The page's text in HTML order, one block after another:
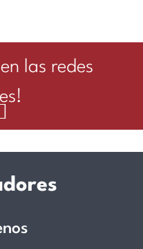
las redes